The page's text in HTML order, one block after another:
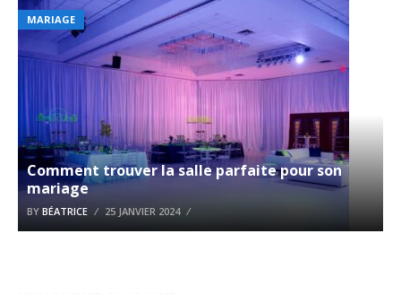
MARIAGE
Comment trouver la salle parfaite pour son
mariage
BY BÉATRICE 25 JANVIER 2024